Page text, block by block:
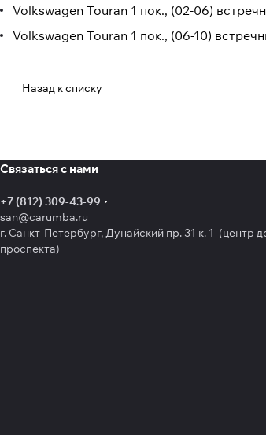
Volkswagen Touran 1 пок., (02-06)
Volkswagen Touran 1 пок., (06-10)
Назад к списку
Связаться с нами
+7 (812) 309-43-99
san@carumba.ru
г. Санкт-Петербург, Дунайский пр. 31 к. 1 (центр
проспекта)